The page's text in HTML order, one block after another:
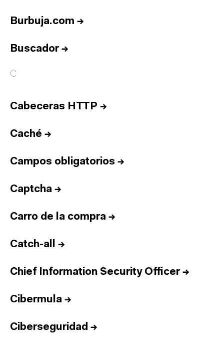
Burbuja.com →
Buscador→
C
Cabeceras HTTP →
Caché →
Campos obligatorios →
Captcha →
Carro de la compra →
Catch-all →
Chief Information Security Officer→
Cibermula →
Ciberseguridad →